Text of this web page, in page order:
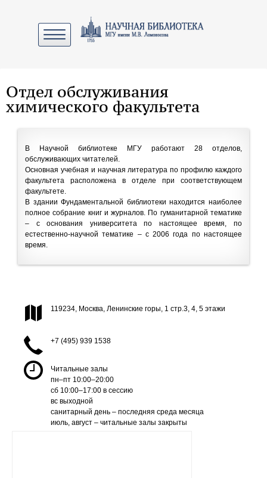
Отдел обслуживания
химического факультета
В Научной библиотеке МГУ работают 28 отделов,
обслуживающих читателей.
Основная учебная и научная литература по профилю каждого
факультета расположена в отделе при соответствующем
факультете.
В здании Фундаментальной библиотеки находится наиболее
полное собрание книг и журналов. По гуманитарной тематике
– с основания университета по настоящее время, по
естественно-научной тематике – с 2006 года по настоящее
время.
119234, Москва, Ленинские горы, 1 стр.3, 4, 5 этажи
+7 (495) 939 1538
Читальные залы
пн–пт 10:00–20:00
сб 10:00–17:00 в сессию
вс выходной
санитарный день – последняя среда месяца
июль, август – читальные залы закрыты